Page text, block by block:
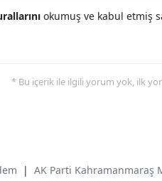
okumuş ve kabul etmiş
* Bu içerik ile ilgili yorum yok, ilk
| AK Parti Kahramanmaraş